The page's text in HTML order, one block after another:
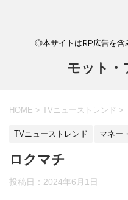
◎本サイトはRP広告
モット・
HOME > TVニューストレンド >
TVニューストレンド マネー
ロクマチ
投稿日： 2024年6月1日